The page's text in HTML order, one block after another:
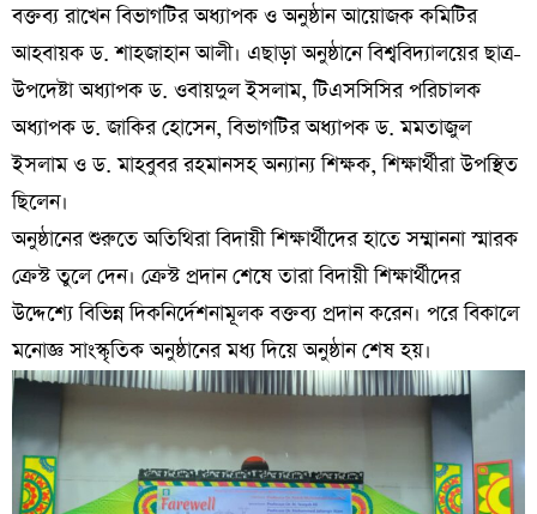
বক্তব্য রাখেন বিভাগটির অধ্যাপক ও অনুষ্ঠান আয়োজক কমিটির
আহবায়ক ড. শাহজাহান আলী। এছাড়া অনুষ্ঠানে বিশ্ববিদ্যালয়ের ছাত্র-
উপদেষ্টা অধ্যাপক ড. ওবায়দুল ইসলাম, টিএসসিসির পরিচালক
অধ্যাপক ড. জাকির হোসেন, বিভাগটির অধ্যাপক ড. মমতাজুল
ইসলাম ও ড. মাহবুবর রহমানসহ অন্যান্য শিক্ষক, শিক্ষার্থীরা উপস্থিত
ছিলেন।
অনুষ্ঠানের শুরুতে অতিথিরা বিদায়ী শিক্ষার্থীদের হাতে সম্মাননা স্মারক
ক্রেস্ট তুলে দেন। ক্রেস্ট প্রদান শেষে তারা বিদায়ী শিক্ষার্থীদের
উদ্দেশ্যে বিভিন্ন দিকনির্দেশনামূলক বক্তব্য প্রদান করেন। পরে বিকালে
মনোজ্ঞ সাংস্কৃতিক অনুষ্ঠানের মধ্য দিয়ে অনুষ্ঠান শেষ হয়।